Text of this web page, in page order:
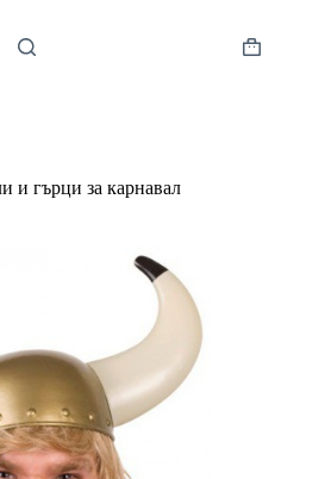
Shopping
и гърци за карнавал